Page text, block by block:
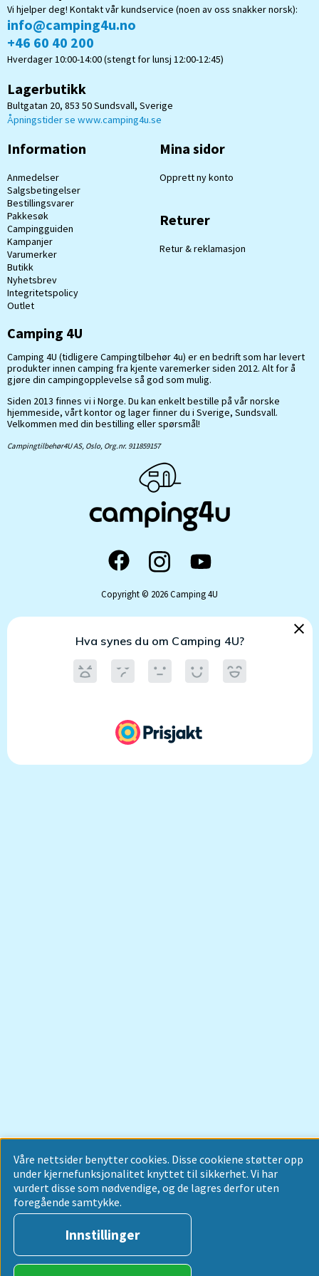
Vi hjelper deg! Kontakt vår kundservice (noen av oss snakker norsk):
info@camping4u.no
+46 60 40 200
Hverdager 10:00-14:00 (stengt for lunsj 12:00-12:45)
Lagerbutikk
Bultgatan 20, 853 50 Sundsvall, Sverige
Åpningstider se www.camping4u.se
Information
Anmedelser
Salgsbetingelser
Bestillingsvarer
Pakkesøk
Campingguiden
Kampanjer
Varumerker
Butikk
Nyhetsbrev
Integritetspolicy
Outlet
Mina sidor
Opprett ny konto
Returer
Retur & reklamasjon
Camping 4U
Camping 4U (tidligere Campingtilbehør 4u) er en bedrift som har levert
produkter innen camping fra kjente varemerker siden 2012. Alt for å
gjøre din campingopplevelse så god som mulig.
Siden 2013 finnes vi i Norge. Du kan enkelt bestille på vår norske
hjemmeside, vårt kontor og lager finner du i Sverige, Sundsvall.
Velkommen med din bestilling eller spørsmål!
Campingtilbehør4U AS, Oslo, Org.nr. 911859157
Copyright © 2026 Camping 4U
Våre nettsider benytter cookies. Disse cookiene støtter opp
under kjernefunksjonalitet knyttet til sikkerhet. Vi har
vurdert disse som nødvendige, og de lagres derfor uten
foregående samtykke.
Innstillinger